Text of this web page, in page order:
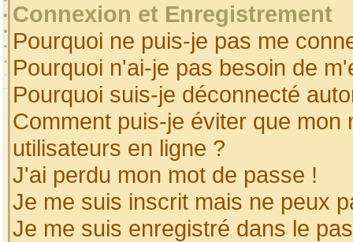
Connexion et Enregistrement
Pourquoi ne puis-je pas me
Pourquoi n'ai-je pas besoin de
Pourquoi suis-je déconnecté
Comment puis-je éviter que
utilisateurs en ligne ?
J'ai perdu mon mot de passe !
Je me suis inscrit mais ne peux
Je me suis enregistré dans le